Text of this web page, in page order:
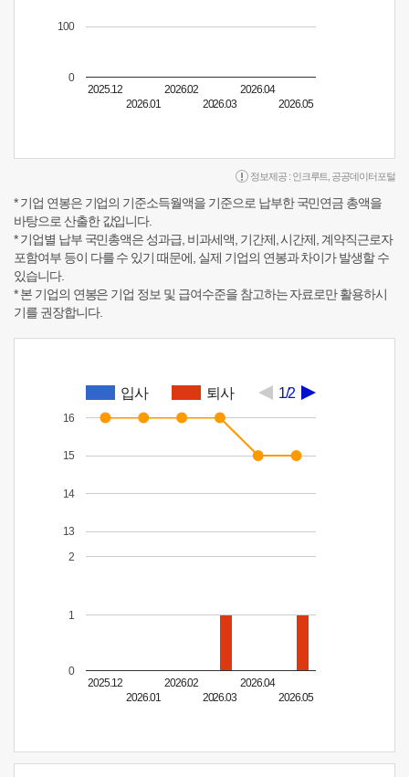
2025.12
2026.01
2026.02
2026.03
2026.04
2026.05
0
100
정보제공 : 인크루트 공공데이터포털
* 기업 연봉은 기업의 기준소득월액을 기준으로 납부한 국민연금 총액을
바탕으로 산출한 값입니다.
* 기업별 납부 국민총액은 성과급, 비과세액, 기간제, 시간제, 계약직근로자
포함여부 등이 다를 수 있기 때문에, 실제 기업의 연봉과 차이가 발생할 수
있습니다.
* 본 기업의 연봉은 기업 정보 및 급여수준을 참고하는 자료로만 활용하시
기를 권장합니다.
입사 퇴사 1/2
2025.12
2026.01
2026.02
2026.03
2026.04
2026.05
0
1
2
13
14
15
16